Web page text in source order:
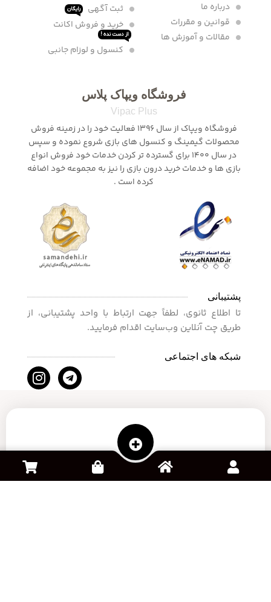
درباره ما
قوانین و مقررات
مقالات و آموزش ها
ثبت آگهی
رایگان
خرید و فروش اکانت
از دست نده !
کنسول و لوزام جانبی
فروشگاه ویپاک پلاس
Vipac Plus
فروشگاه ویپاک از سال 1396 فعالیت خود را در زمینه فروش
محصولات گیمینگ و کنسول های بازی شروع نموده و سپس
در سال 1400 برای گسترده تر کردن خدمات خود فروش انواع
بازی ها و خدمات خرید درون بازی را نیز به مجموعه خود اضافه
کرده است .
پشتیبانی
تا اطلاع ثانوی، لطفاً جهت ارتباط با واحد پشتیبانی، از
طریق چت آنلاین وب‌سایت اقدام فرمایید.
شبکه های اجتماعی
سفارش کالا از آمازون